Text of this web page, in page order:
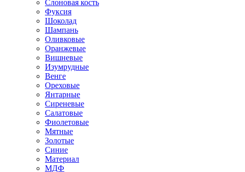
Слоновая кость
Фуксия
Шоколад
Шампань
Оливковые
Оранжевые
Вишневые
Изумрудные
Венге
Ореховые
Янтарные
Сиреневые
Салатовые
Фиолетовые
Мятные
Золотые
Синие
Материал
МДФ